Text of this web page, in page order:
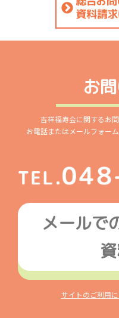
お
吉祥福寿会に関するお
お電話またはメールフォー
メールで
サイトのご利用